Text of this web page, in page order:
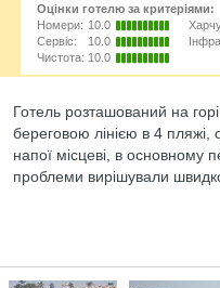
Оцінки готелю за критеріями:
Номери: 10.0
Сервіс:
10.0
Чистота: 10.0
Готель розташований на
береговою лінією в 4 пляжі,
напої місцеві, в основному
проблеми вирішували